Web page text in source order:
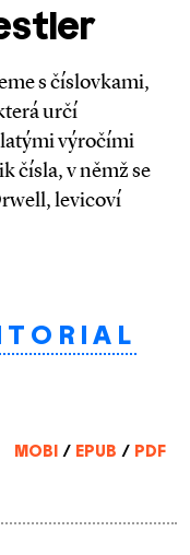
s číslovkami,
určí
výročími
čísla, v němž se
levicoví
MOBI / EPUB / PDF